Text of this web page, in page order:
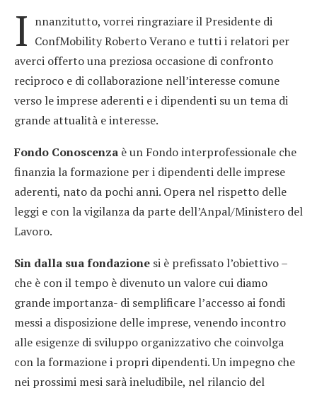
I nnanzitutto, vorrei ringraziare il Presidente di
ConfMobility Roberto Verano e tutti i relatori per
averci offerto una preziosa occasione di confronto
reciproco e di collaborazione nell’interesse comune
verso le imprese aderenti e i dipendenti su un tema di
grande attualità e interesse.
Fondo Conoscenza è un Fondo interprofessionale che
finanzia la formazione per i dipendenti delle imprese
aderenti, nato da pochi anni. Opera nel rispetto delle
leggi e con la vigilanza da parte dell’Anpal/Ministero del
Lavoro.
Sin dalla sua fondazione si è prefissato l’obiettivo –
che è con il tempo è divenuto un valore cui diamo
grande importanza- di semplificare l’accesso ai fondi
messi a disposizione delle imprese, venendo incontro
alle esigenze di sviluppo organizzativo che coinvolga
con la formazione i propri dipendenti. Un impegno che
nei prossimi mesi sarà ineludibile, nel rilancio del